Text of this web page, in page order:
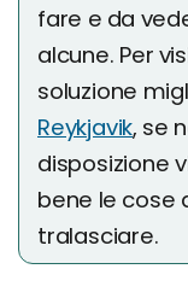
fare e da
alcune. Per
soluzione
Reykjavik, se
disposizione
bene le cose
tralasciare.